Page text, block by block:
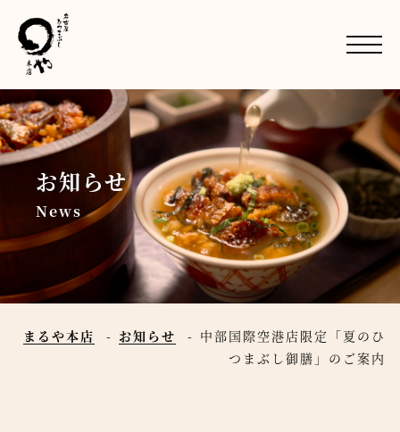
お知らせ
News
まるや本店 お知らせ
中部国際空港店限定「夏のひ
つまぶし御膳」のご案内